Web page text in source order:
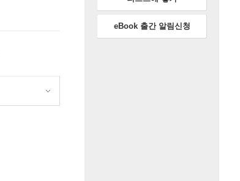
eBook 출간 알림신청